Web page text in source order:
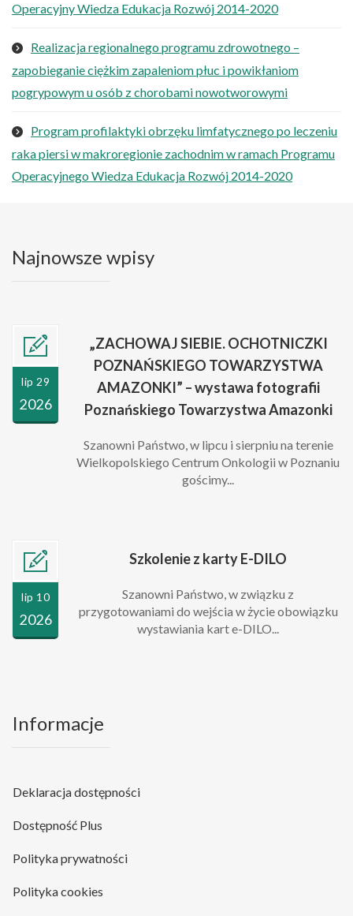
Operacyjny Wiedza Edukacja Rozwój 2014-2020
Realizacja regionalnego programu zdrowotnego –
zapobieganie ciężkim zapaleniom płuc i powikłaniom
pogrypowym u osób z chorobami nowotworowymi
Program profilaktyki obrzęku limfatycznego po leczeniu
raka piersi w makroregionie zachodnim w ramach Programu
Operacyjnego Wiedza Edukacja Rozwój 2014-2020
Najnowsze wpisy
lip 29
2026
„ZACHOWAJ SIEBIE. OCHOTNICZKI
POZNAŃSKIEGO TOWARZYSTWA
AMAZONKI” – wystawa fotografii
Poznańskiego Towarzystwa Amazonki
Szanowni Państwo, w lipcu i sierpniu na terenie
Wielkopolskiego Centrum Onkologii w Poznaniu
gościmy...
lip 10
2026
Szkolenie z karty E-DILO
Szanowni Państwo, w związku z
przygotowaniami do wejścia w życie obowiązku
wystawiania kart e-DILO...
Informacje
Deklaracja dostępności
Dostępność Plus
Polityka prywatności
Polityka cookies